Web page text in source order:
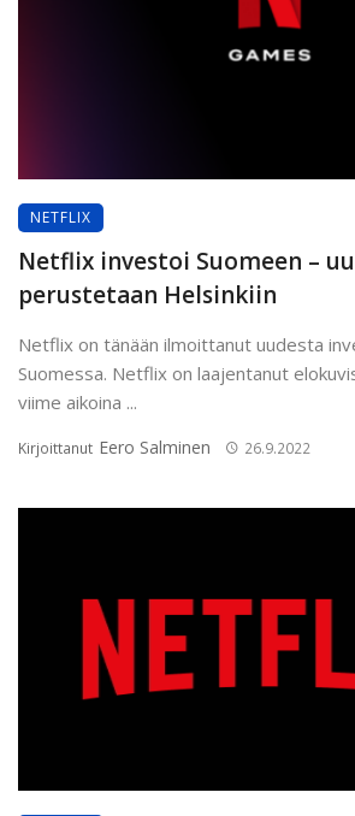
NETFLIX
Netflix investoi Suomeen –
perustetaan Helsinkiin
Netflix on tänään ilmoittanut uudesta
Suomessa. Netflix on laajentanut
viime aikoina ...
Kirjoittanut Eero Salminen 26.9.2022